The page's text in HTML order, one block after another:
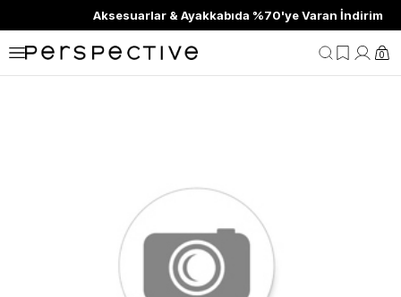
Aksesuarlar & Ayakkabıda %70'ye Varan İndirim
0